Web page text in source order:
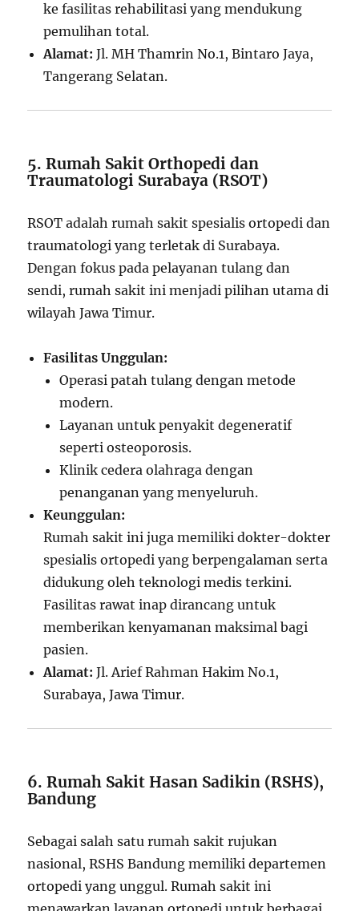
ke fasilitas rehabilitasi yang mendukung
pemulihan total.
Alamat: Jl. MH Thamrin No.1, Bintaro Jaya,
Tangerang Selatan.
5. Rumah Sakit Orthopedi dan
Traumatologi Surabaya (RSOT)
RSOT adalah rumah sakit spesialis ortopedi dan
traumatologi yang terletak di Surabaya.
Dengan fokus pada pelayanan tulang dan
sendi, rumah sakit ini menjadi pilihan utama di
wilayah Jawa Timur.
Fasilitas Unggulan:
Operasi patah tulang dengan metode
modern.
Layanan untuk penyakit degeneratif
seperti osteoporosis.
Klinik cedera olahraga dengan
penanganan yang menyeluruh.
Keunggulan:
Rumah sakit ini juga memiliki dokter-dokter
spesialis ortopedi yang berpengalaman serta
didukung oleh teknologi medis terkini.
Fasilitas rawat inap dirancang untuk
memberikan kenyamanan maksimal bagi
pasien.
Alamat: Jl. Arief Rahman Hakim No.1,
Surabaya, Jawa Timur.
6. Rumah Sakit Hasan Sadikin (RSHS),
Bandung
Sebagai salah satu rumah sakit rujukan
nasional, RSHS Bandung memiliki departemen
ortopedi yang unggul. Rumah sakit ini